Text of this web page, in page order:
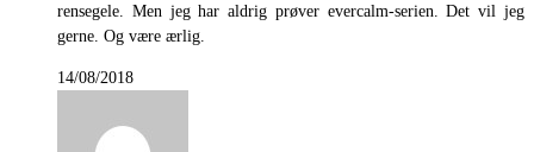
rensegele. Men jeg har aldrig prøver evercalm-serien. Det vil jeg
gerne. Og være ærlig.
14/08/2018